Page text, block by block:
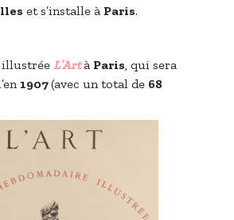
et s’installe à Paris.
illustrée L’Art à Paris, qui sera
1907(avec un total de 68